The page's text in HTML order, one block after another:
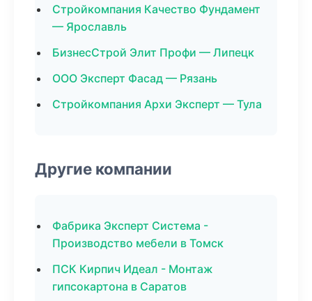
Стройкомпания Качество Фундамент
— Ярославль
БизнесСтрой Элит Профи — Липецк
ООО Эксперт Фасад — Рязань
Стройкомпания Архи Эксперт — Тула
Другие компании
Фабрика Эксперт Система -
Производство мебели в Томск
ПСК Кирпич Идеал - Монтаж
гипсокартона в Саратов